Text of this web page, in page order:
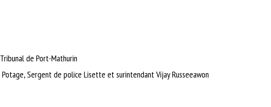
Tribunal de Port-Mathurin
Sergent de police Lisette et surintendant Vijay Russeeawon